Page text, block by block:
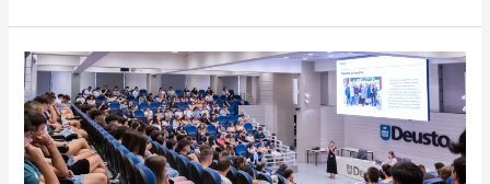
¡Arranca
un
nuevo
curso
en